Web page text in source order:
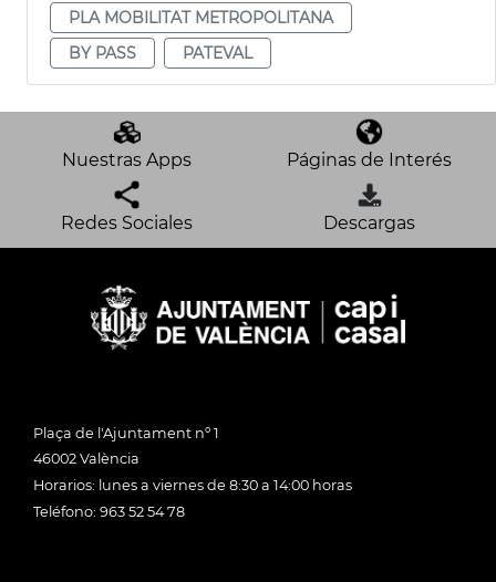
PLA MOBILITAT METROPOLITANA
BY PASS
PATEVAL
Nuestras Apps Páginas de Interés
Redes Sociales Descargas
Plaça de l'Ajuntament nº 1
46002 València
Horarios: lunes a viernes de 8:30 a 14:00 horas
Teléfono: 963 52 54 78